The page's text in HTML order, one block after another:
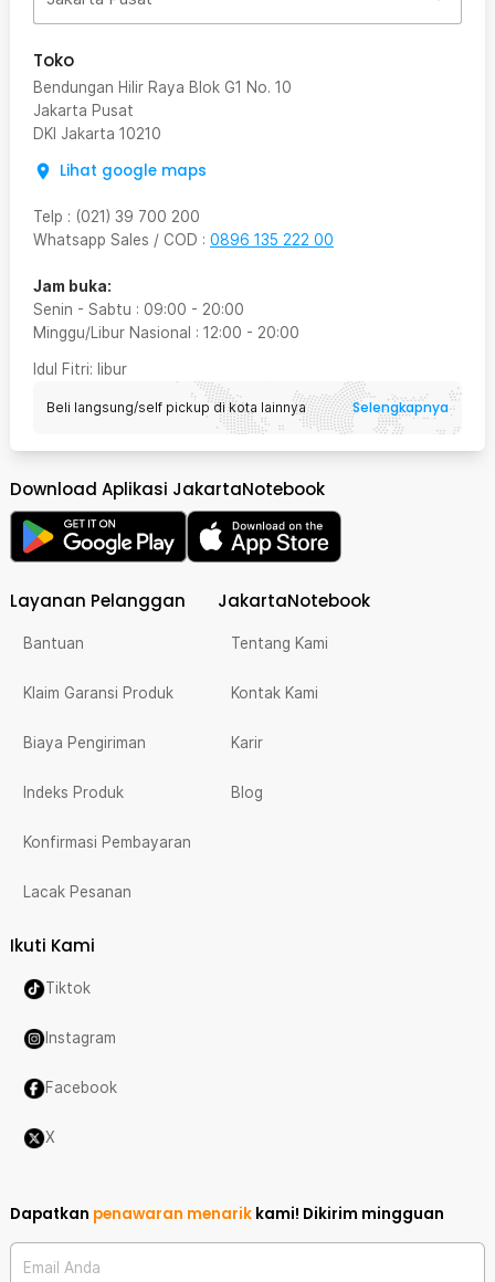
Toko
Bendungan Hilir Raya Blok G1 No. 10
Jakarta Pusat
DKI Jakarta 10210
Lihat google maps
Telp : (021) 39 700 200
Whatsapp Sales / COD : 0896 135 222 00
Jam buka:
Senin - Sabtu : 09:00 - 20:00
Minggu/Libur Nasional : 12:00 - 20:00
Idul Fitri: libur
Beli langsung/self pickup di kota lainnya Selengkapnya
Download Aplikasi JakartaNotebook
Layanan Pelanggan
Bantuan
Klaim Garansi Produk
Biaya Pengiriman
Indeks Produk
Konfirmasi Pembayaran
Lacak Pesanan
JakartaNotebook
Tentang Kami
Kontak Kami
Karir
Blog
Ikuti Kami
Tiktok
Instagram
Facebook
X
Dapatkan penawaran menarik kami! Dikirim mingguan
Email Anda